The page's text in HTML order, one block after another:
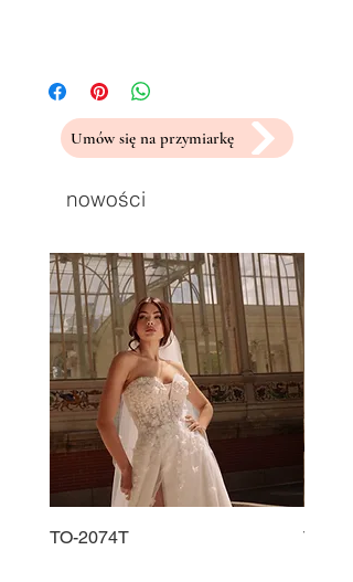
Umów się na przymiarkę
nowości
TO-2074T TO-